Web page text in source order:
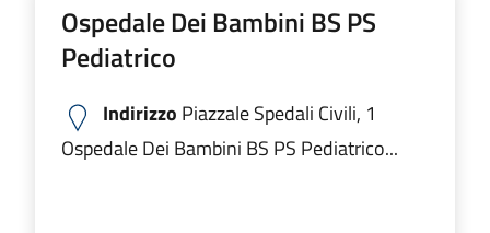
Ospedale Dei Bambini BS PS
Pediatrico
Indirizzo Piazzale Spedali Civili, 1
Ospedale Dei Bambini BS PS Pediatrico...